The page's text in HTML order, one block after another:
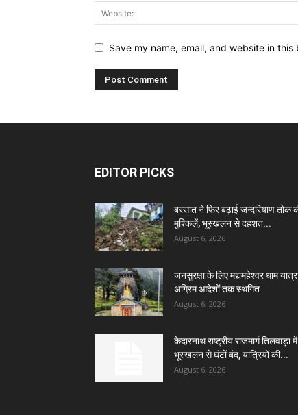
Save my name, email, and website in
EDITOR PICKS
बरसात ने फिर बढ़ाई जन्दरियाण तोक
मुश्किलें, भूस्खलन से दहशत...
August 6, 2026
जनसुरक्षा के लिए मद्यमहेश्वर धाम
अग्रिम आदेशों तक स्थगित
August 6, 2026
केदारनाथ राष्ट्रीय राजमार्ग तिलवाड़ा में
भूस्खलन से घंटों बंद, यात्रियों की...
August 6, 2026